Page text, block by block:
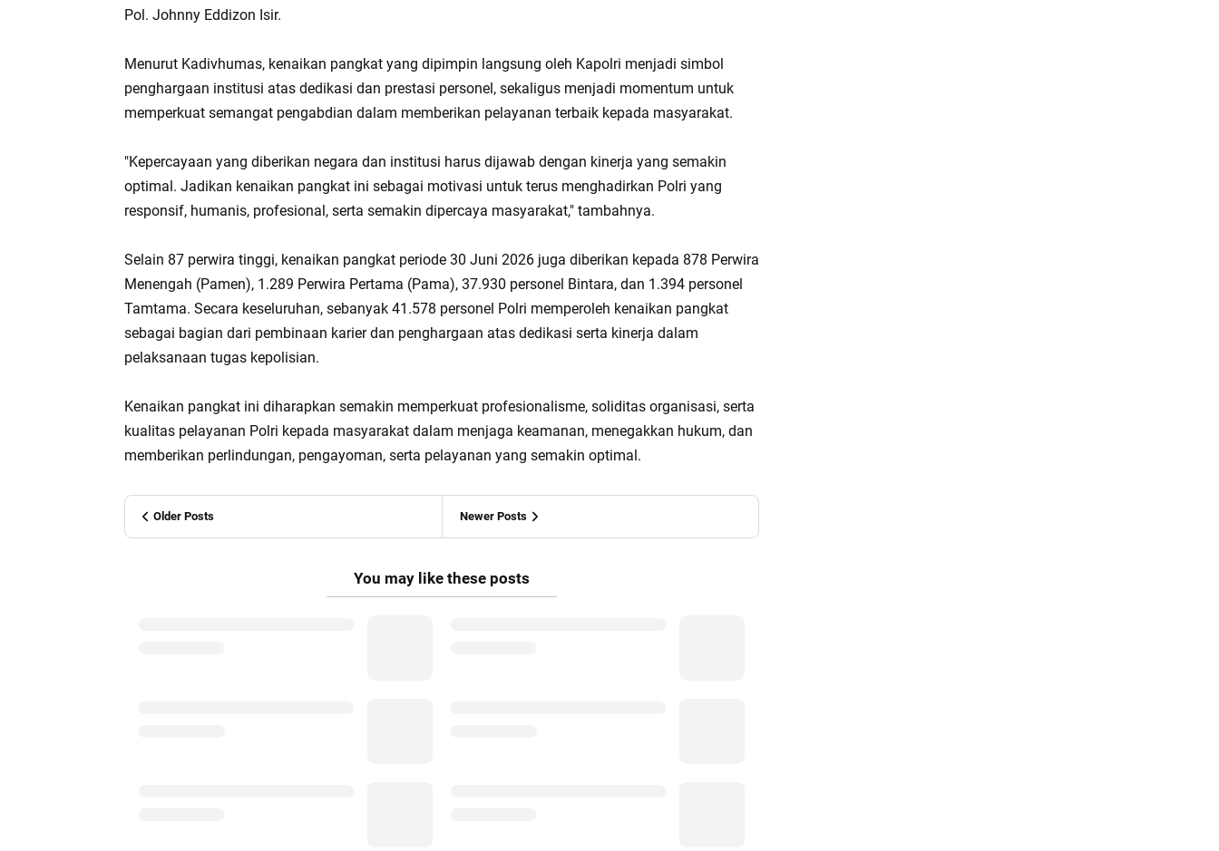
Pol. Johnny Eddizon Isir.
Menurut Kadivhumas, kenaikan pangkat yang dipimpin langsung oleh Kapolri menjadi simbol
penghargaan institusi atas dedikasi dan prestasi personel, sekaligus menjadi momentum untuk
memperkuat semangat pengabdian dalam memberikan pelayanan terbaik kepada masyarakat.
"Kepercayaan yang diberikan negara dan institusi harus dijawab dengan kinerja yang semakin
optimal. Jadikan kenaikan pangkat ini sebagai motivasi untuk terus menghadirkan Polri yang
responsif, humanis, profesional, serta semakin dipercaya masyarakat," tambahnya.
Selain 87 perwira tinggi, kenaikan pangkat periode 30 Juni 2026 juga diberikan kepada 878 Perwira
Menengah (Pamen), 1.289 Perwira Pertama (Pama), 37.930 personel Bintara, dan 1.394 personel
Tamtama. Secara keseluruhan, sebanyak 41.578 personel Polri memperoleh kenaikan pangkat
sebagai bagian dari pembinaan karier dan penghargaan atas dedikasi serta kinerja dalam
pelaksanaan tugas kepolisian.
Kenaikan pangkat ini diharapkan semakin memperkuat profesionalisme, soliditas organisasi, serta
kualitas pelayanan Polri kepada masyarakat dalam menjaga keamanan, menegakkan hukum, dan
memberikan perlindungan, pengayoman, serta pelayanan yang semakin optimal.
Older Posts Newer Posts
You may like these posts